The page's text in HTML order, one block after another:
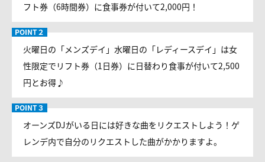
フト券（6時間券）に食事券が付いて2,000円！
火曜日の「メンズデイ」水曜日の「レディースデイ」は女
性限定でリフト券（1日券）に日替わり食事が付いて2,500
円とお得♪
オーンズDJがいる日には好きな曲をリクエストしよう！ゲ
レンデ内で自分のリクエストした曲がかかりますよ。